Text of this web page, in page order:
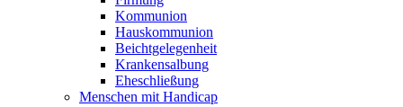
Kommunion
Hauskommunion
Beichtgelegenheit
Krankensalbung
Eheschließung
Menschen mit Handicap